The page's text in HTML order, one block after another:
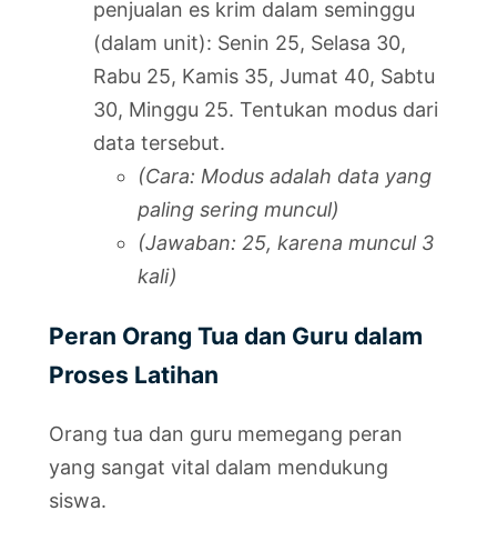
penjualan es krim dalam seminggu
(dalam unit): Senin 25, Selasa 30,
Rabu 25, Kamis 35, Jumat 40, Sabtu
30, Minggu 25. Tentukan modus dari
data tersebut.
(Cara: Modus adalah data yang
paling sering muncul)
(Jawaban: 25, karena muncul 3
kali)
Peran Orang Tua dan Guru dalam
Proses Latihan
Orang tua dan guru memegang peran
yang sangat vital dalam mendukung
siswa.